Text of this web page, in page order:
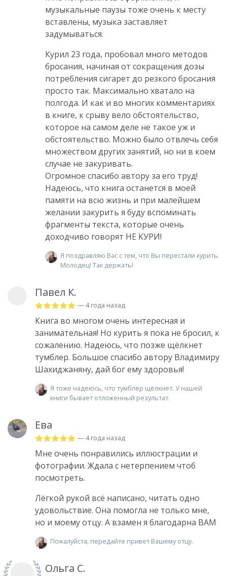
музыкальные паузы тоже очень к месту
вставлены, музыка заставляет
задумываться.
Курил 23 года, пробовал много методов
бросания, начиная от сокращения дозы
потребления сигарет до резкого бросания
просто так. Максимально хватало на
полгода. И как и во многих комментариях
в книге, к срыву вело обстоятельство,
которое на самом деле не такое уж и
обстоятельство. Можно было отвлечь себя
множеством других занятий, но ни в коем
случае не закуривать.
Огромное спасибо автору за его труд!
Надеюсь, что книга останется в моей
памяти на всю жизнь и при малейшем
желании закурить я буду вспоминать
фрагменты текста, которые очень
доходчиво говорят НЕ КУРИ!
Я поздравляю Вас с тем, что Вы перестали курить.
Молодец! Так держать!
Павел К.
— 4 года назад
Книга во многом очень интересная и
занимательная! Но курить я пока не бросил, к
сожалению. Надеюсь, что позже щёлкнет
тумблер. Большое спасибо автору Владимиру
Шахиджаняну, дай бог ему здоровья!
Я тоже надеюсь, что тумблер щёлкнет. У нашей
книги бывает отложенный результат.
Ева
— 4 года назад
Мне очень понравились иллюстрации и
фотографии. Ждала с нетерпением чтоб
посмотреть.
Лёгкой рукой всё написано, читать одно
удовольствие. Она помогла не только мне,
но и моему отцу. А взамен я благодарна ВАМ
Пожалуйста, передайте привет Вашему отцу.
Ольга С.